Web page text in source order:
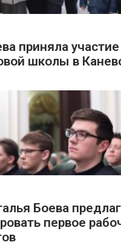
приняла
школы в
Боева
первое